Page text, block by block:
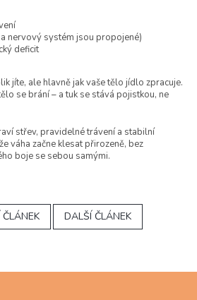
nervový systém jsou propojené)
deficit
jíte, ale hlavně jak vaše tělo jídlo zpracuje.
se brání – a tuk se stává pojistkou, ne
střev, pravidelné trávení a stabilní
váha začne klesat přirozeně, bez
boje se sebou samými.
DALŠÍ ČLÁNEK